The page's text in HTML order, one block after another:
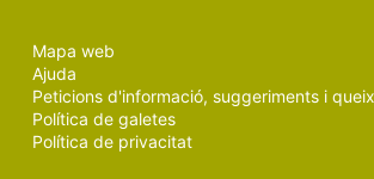
Mapa web
Ajuda
Peticions d'informació, suggeriments i
Política de galetes
Política de privacitat